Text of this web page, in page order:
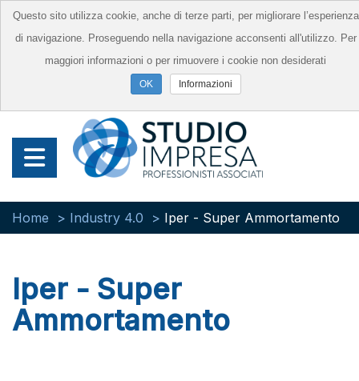
Home Industry 4.0 Iper - Super Ammortamento
Iper - Super
Ammortamento
Questo sito utilizza cookie, anche di terze parti, per migliorare l’esperienza
di navigazione. Proseguendo nella navigazione acconsenti all'utilizzo. Per
maggiori informazioni o per rimuovere i cookie non desiderati
Informazioni